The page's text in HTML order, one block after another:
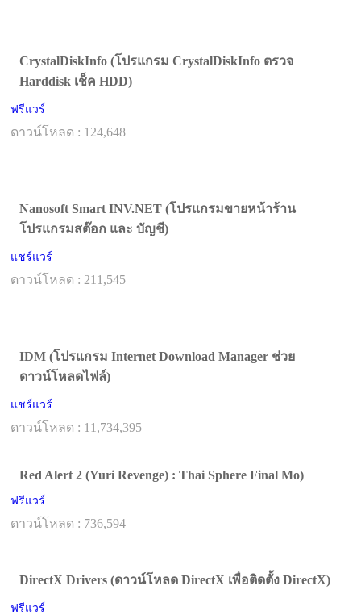
CrystalDiskInfo (โปรแกรม CrystalDiskInfo ตรวจ
Harddisk เช็ค HDD)
ฟรีแวร์
ดาวน์โหลด : 124,648
Nanosoft Smart INV.NET (โปรแกรมขายหน้าร้าน
โปรแกรมสต๊อก และ บัญชี)
แชร์แวร์
ดาวน์โหลด : 211,545
IDM (โปรแกรม Internet Download Manager ช่วย
ดาวน์โหลดไฟล์)
แชร์แวร์
ดาวน์โหลด : 11,734,395
Red Alert 2 (Yuri Revenge) : Thai Sphere Final Mo)
ฟรีแวร์
ดาวน์โหลด : 736,594
DirectX Drivers (ดาวน์โหลด DirectX เพื่อติดตั้ง DirectX)
ฟรีแวร์